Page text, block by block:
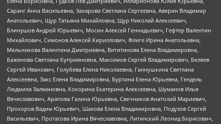
Саранг Анна Васильевна, Захарова Светлана Сергеевна, Аверин Владимир
Анатольевич, Щур Татьяна Михайловна, Щур Николай Алексеевич,
Блинушов Андрей Юрьевич, Мосин Алексей Геннадьевич, Гефтер Валентин
Михайлович, Симонов Алексей Кириллович, Флиге Ирина Анатольевна,
Мельникова Валентина Дмитриевна, Вититинова Елена Владимировна,
Баженова Светлана Куприяновна, Максимов Сергей Владимирович, Беляев
Сергей Иванович, Голубева Елена Николаевна, Ганнушкина Светлана
Алексеевна, Закс Елена Владимировна, Буртина Елена Юрьевна, Гендель
Людмила Залмановна, Кокорина Екатерина Алексеевна, Шуманов Илья
Вячеславович, Арапова Галина Юрьевна, Свечников Анатолий Мариевич,
Прохоров Вадим Юрьевич, Шахова Елена Владимировна, Подузов Сергей
Васильевич, Протасова Ирина Вячеславовна, Литинский Леонид Борисович,